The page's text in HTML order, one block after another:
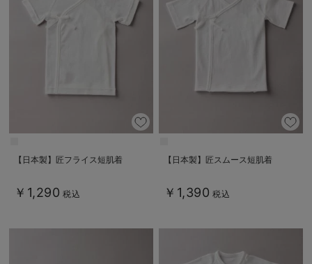
【日本製】匠フライス短肌着
￥1,290 税込
【日本製】匠スムース短肌着
￥1,390 税込